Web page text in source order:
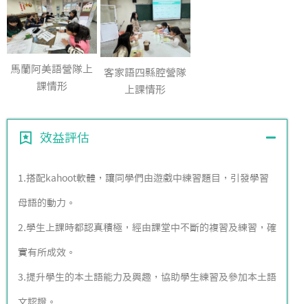
馬蘭阿美語營隊上
課情形
客家語四縣腔營隊
上課情形
效益評估
1.搭配kahoot軟體，讓同學們由遊戲中練習題目，引發學習
母語的動力。
2.學生上課時都認真積極，經由課堂中不斷的複習及練習，確
實有所成效。
3.提升學生的本土語能力及興趣，協助學生練習及參加本土語
文認證。